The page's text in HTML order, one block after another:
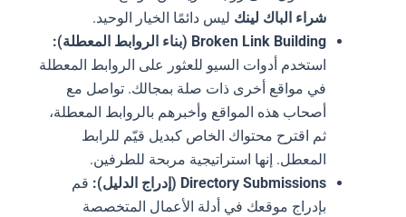
شراء الباك لينكليس دائمًا الخيار الوحيد.
Broken Link Building (بناء الروابط المعطلة):
استخدم أدوات السيو للعثور على الروابط المعطلة
في مواقع أخرى ذات صلة بمجالك. تواصل مع
أصحاب هذه المواقع وأخبرهم بالروابط المعطلة،
ثم اقترح محتواك الخاص كبديل قيّم للرابط
المعطل. إنها استراتيجية مربحة للطرفين.
Directory Submissions (إدراج الدليل):
قم
بإدراج موقعك في أدلة الأعمال المتخصصة